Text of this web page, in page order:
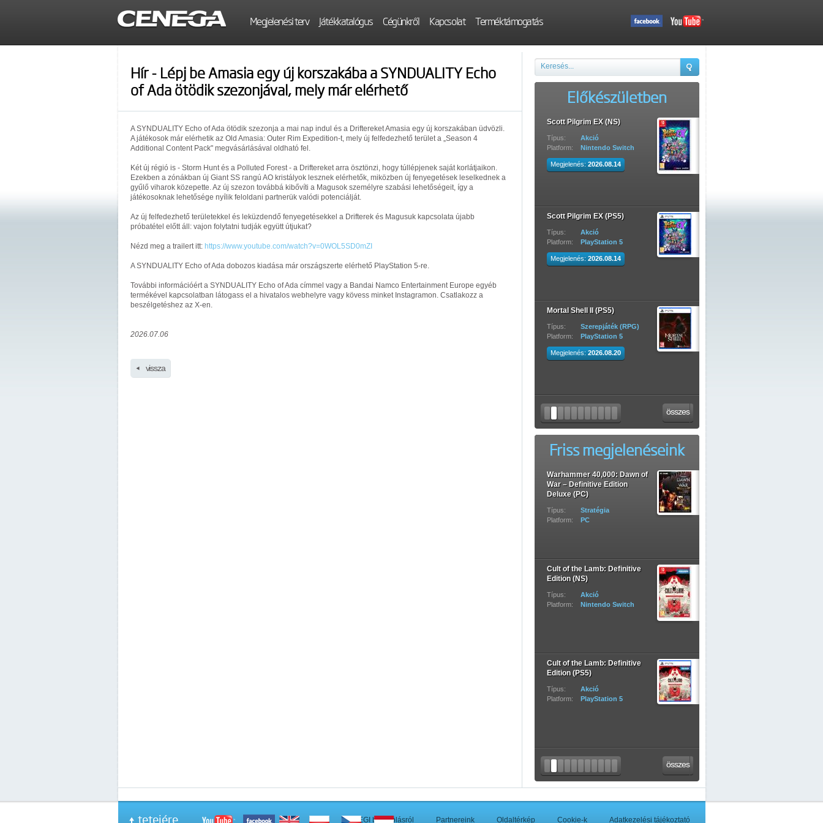
Megjelenési terv Játékkatalógus Cégünkről Kapcsolat Terméktámogatás
Hír - Lépj be Amasia egy új korszakába a SYNDUALITY Echo
of Ada ötödik szezonjával, mely már elérhető
A SYNDUALITY Echo of Ada ötödik szezonja a mai nap indul és a Driftereket Amasia egy új korszakában üdvözli.
A játékosok már elérhetik az Old Amasia: Outer Rim Expedition-t, mely új felfedezhető terület a „Season 4
Additional Content Pack" megvásárlásával oldható fel.
Két új régió is - Storm Hunt és a Polluted Forest - a Driftereket arra ösztönzi, hogy túllépjenek saját korlátjaikon.
Ezekben a zónákban új Giant SS rangú AO kristályok lesznek elérhetők, miközben új fenyegetések leselkednek a
gyűlő viharok közepette. Az új szezon továbbá kibővíti a Magusok személyre szabási lehetőségeit, így a
játékosoknak lehetősége nyílik feloldani partnerük valódi potenciálját.
Az új felfedezhető területekkel és leküzdendő fenyegetésekkel a Drifterek és Magusuk kapcsolata újabb
próbatétel előtt áll: vajon folytatni tudják együtt útjukat?
Nézd meg a trailert itt: https://www.youtube.com/watch?v=0WOL5SD0mZI
A SYNDUALITY Echo of Ada dobozos kiadása már országszerte elérhető PlayStation 5-re.
További információért a SYNDUALITY Echo of Ada címmel vagy a Bandai Namco Entertainment Europe egyéb
termékével kapcsolatban látogass el a hivatalos webhelyre vagy kövess minket Instagramon. Csatlakozz a
beszélgetéshez az X-en.
2026.07.06
vissza
Előkészületben
Scott Pilgrim EX (NS)
Típus:
Akció
Platform:
Nintendo Switch
Megjelenés: 2026.08.14
Scott Pilgrim EX (PS5)
Típus:
Akció
Platform:
PlayStation 5
Megjelenés: 2026.08.14
Mortal Shell II (PS5)
Típus:
Szerepjáték (RPG)
Platform:
PlayStation 5
Megjelenés: 2026.08.20
összes
Friss megjelenéseink
Warhammer 40,000: Dawn of
War – Definitive Edition
Deluxe (PC)
Típus:
Stratégia
Platform:
PC
Cult of the Lamb: Definitive
Edition (NS)
Típus:
Akció
Platform:
Nintendo Switch
Cult of the Lamb: Definitive
Edition (PS5)
Típus:
Akció
Platform:
PlayStation 5
összes
tetejére A PEGI besorolásról Partnereink Oldaltérkép Cookie-k Adatkezelési tájékoztató